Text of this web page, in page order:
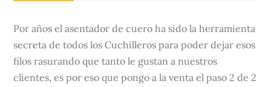
Por años el asentador de cuero ha sido la herramienta
secreta de todos los Cuchilleros para poder dejar esos
filos rasurando que tanto le gustan a nuestros
clientes, es por eso que pongo a la venta el paso 2 de 2